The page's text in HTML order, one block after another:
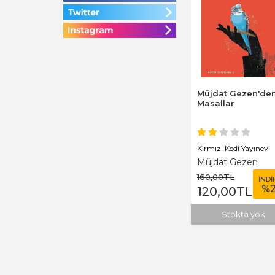
Müjdat
Masallar
Kırmızı Kedi Yayınevi
Müjdat Gezen
160,00TL
120,00TL %
Stokta yok